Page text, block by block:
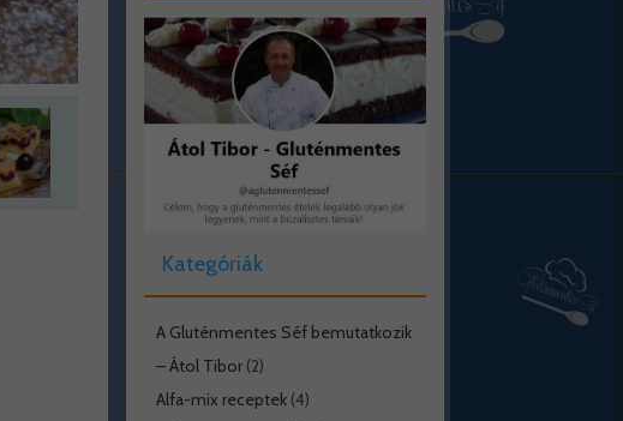
Kategóriák
A Gluténmentes Séf bemutatkozik
– Átol Tibor(2)
Alfa-mix receptek(4)